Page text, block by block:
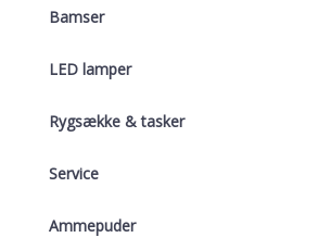
Bamser
LED lamper
Rygsække & tasker
Service
Ammepuder